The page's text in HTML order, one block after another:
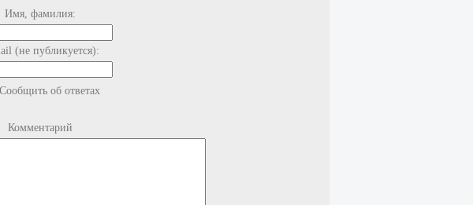
Имя, фамилия:
(не публикуется):
Сообщить об ответах
Комментарий